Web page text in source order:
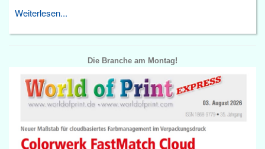
Weiterlesen...
Die Branche am Montag!